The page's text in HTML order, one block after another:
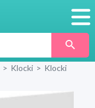
> Klocki > Klocki